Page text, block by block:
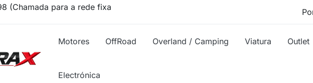
(Chamada para a rede fixa
Motores OffRoad Overland / Camping Viatura Outlet
Electrónica